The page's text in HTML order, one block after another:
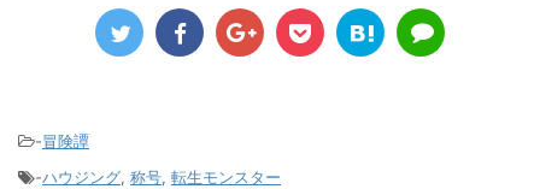
-冒険譚
-ハウジング, 称号, 転生モンスター